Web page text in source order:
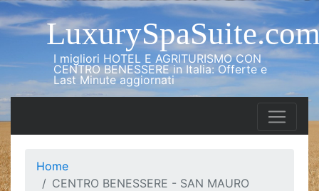
I migliori HOTEL E AGRITURISMO CON
CENTRO BENESSERE in Italia: Offerte e
Last Minute aggiornati
Home
CENTRO BENESSERE - SAN MAURO